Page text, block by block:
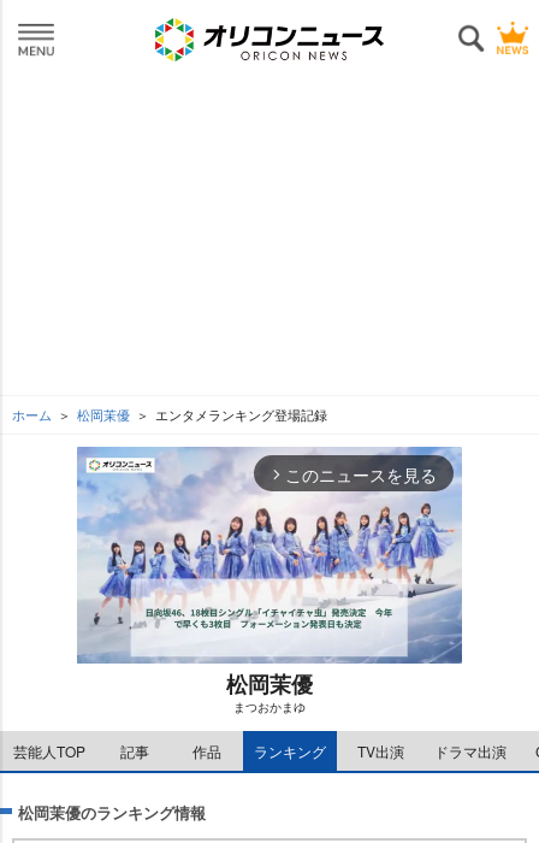
ホーム 松岡茉優 エンタメランキング登場記録
arrow_forward_ios このニュースを見る
M
u
t
松岡茉優
まつおかまゆ
芸能人TOP 記事 作品 ランキング TV出演 ドラマ出演
松岡茉優のランキング情報